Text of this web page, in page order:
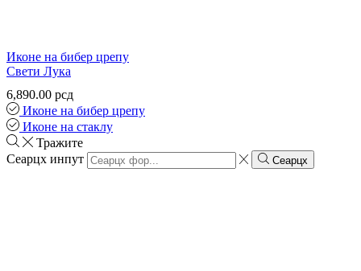
Иконе на бибер црепу
Свети Лука
6,890.00 рсд
Иконе на бибер црепу
Иконе на стаклу
Тражите
Сеарцх инпут
Сеарцх